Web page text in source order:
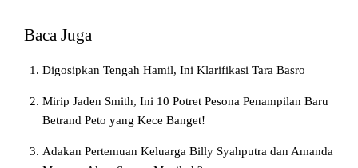
Baca Juga
Digosipkan Tengah Hamil, Ini Klarifikasi Tara Basro
Mirip Jaden Smith, Ini 10 Potret Pesona Penampilan Baru
Betrand Peto yang Kece Banget!
Adakan Pertemuan Keluarga Billy Syahputra dan Amanda